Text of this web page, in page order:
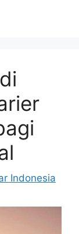
Indonesia